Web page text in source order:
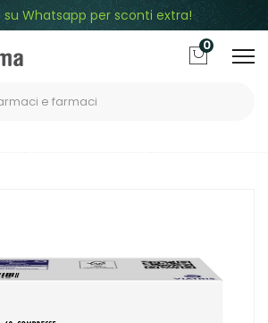
su Whatsapp per sconti extra!
0